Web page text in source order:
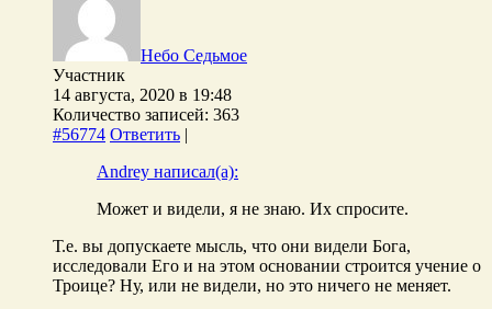
Небо Седьмое
Участник
14 августа, 2020 в 19:48
Количество записей: 363
#56774 Ответить |
Andrey написал(а):
Может и видели, я не знаю. Их спросите.
Т.е. вы допускаете мысль, что они видели Бога,
исследовали Его и на этом основании строится учение о
Троице? Ну, или не видели, но это ничего не меняет.